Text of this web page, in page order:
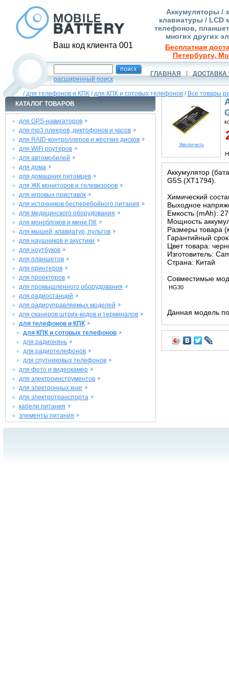
Ваш код клиента 001
Аккумуляторы /
клавиатуры / LCD
телефонов,
многих других
Бесплатная
Петербургу,
расширенный поиск
ГЛАВНАЯ ДОСТАВКА
/для телефонов и КПК /для КПК и сотовых телефонов / Все товары
КАТАЛОГ ТОВАРОВ
для GPS-навигаторов
для mp3 плееров, диктофонов и часов
для RAID-контроллеров и жестких дисков
для WiFi роутеров
для автомобилей
для дома
для домашних питомцев
для ЖК мониторов и телевизоров
для игровых приставок
для источников бесперебойного питания
для медицинского оборудования
для моноблоков и мини ПК
для мышей, клавиатур, пультов
для наушников и акустики
для ноутбуков
для планшетов
для принтеров
для проекторов
для промышленного оборудования
для радиостанций
для радиоуправляемых моделей
для сканеров штрих-кодов и терминалов
для телефонов и КПК
для КПК и сотовых телефонов
для радионянь
для радиотелефонов
для спутниковых телефонов
для фото и видеокамер
для электроинструментов
для электронных книг
для электротранспорта
кабели питания
элементы питания
Увеличить
Аккумулятор
G5S (XT1794).
Химический
Выходное
Емкость (mAh):
Мощность
Размеры товара
Гарантийный
Цвет товара:
Изготовитель:
Страна: Китай
Совместимые
HG30
Данная модель